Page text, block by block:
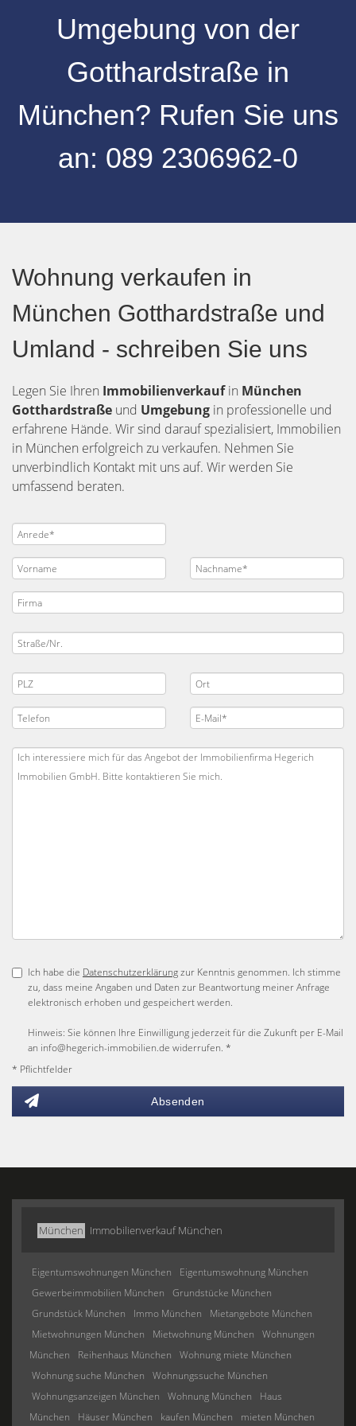
Umgebung von der
Gotthardstraße in
München? Rufen Sie uns
an: 089 2306962-0
Wohnung verkaufen in
München Gotthardstraße und
Umland - schreiben Sie uns
Legen Sie Ihren Immobilienverkaufin München
Gotthardstraße und Umgebung in professionelle und
erfahrene Hände. Wir sind darauf spezialisiert, Immobilien
in München erfolgreich zu verkaufen. Nehmen Sie
unverbindlich Kontakt mit uns auf. Wir werden Sie
umfassend beraten.
Ich habe die Datenschutzerklärungzur Kenntnis genommen. Ich stimme
zu, dass meine Angaben und Daten zur Beantwortung meiner Anfrage
elektronisch erhoben und gespeichert werden.
Hinweis: Sie können Ihre Einwilligung jederzeit für die Zukunft per E-Mail
an info@hegerich-immobilien.de widerrufen. *
* Pflichtfelder
Absenden
München Immobilienverkauf München
Eigentumswohnungen München
Eigentumswohnung München
Gewerbeimmobilien München
Grundstücke München
Grundstück München
Immo München
Mietangebote München
Mietwohnungen München
Mietwohnung München
Wohnungen
München
Reihenhaus München
Wohnung miete München
Wohnung suche München
Wohnungssuche München
Wohnungsanzeigen München
Wohnung München
Haus
München
Häuser München kaufen München
mieten München